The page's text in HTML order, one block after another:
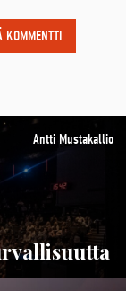
Antti Mustakallio